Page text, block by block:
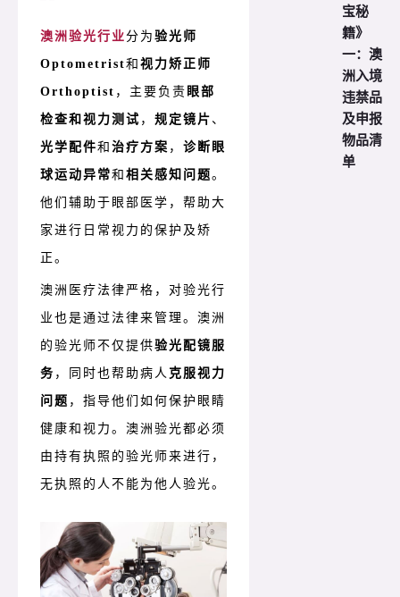
澳洲验光行业分为 验光师
Optometrist和 视力矫正师
Orthoptist ，主要负责 眼部
检查和视力测试 ， 规定镜片 、
光学配件和 治疗方案 ， 诊断眼
球运动异常和 相关感知问题。
他们辅助于眼部医学，帮助大
家进行日常视力的保护及矫
正。
澳洲医疗法律严格，对验光行
业也是通过法律来管理。澳洲
的验光师不仅提供验光配镜服
务 ，同时也帮助病人 克服视力
问题 ，指导他们如何保护眼睛
健康和视力。澳洲验光都必须
由持有执照的验光师来进行，
无执照的人不能为他人验光。
宝秘
籍》
一：澳
洲入境
违禁品
及申报
物品清
单